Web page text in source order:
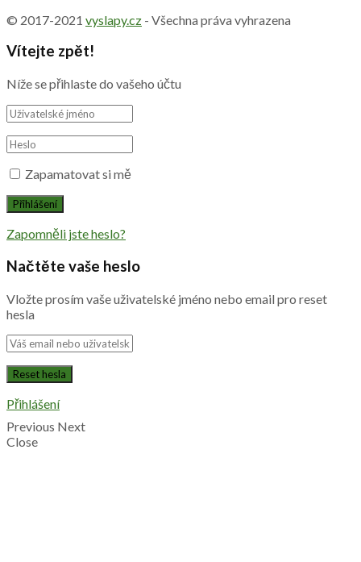
© 2017-2021 vyslapy.cz - Všechna práva vyhrazena
Vítejte zpět!
Níže se přihlaste do vašeho účtu
Zapamatovat si mě
Zapomněli jste heslo?
Načtěte vaše heslo
Vložte prosím vaše uživatelské jméno nebo email pro reset
hesla
Přihlášení
Previous Next
Close